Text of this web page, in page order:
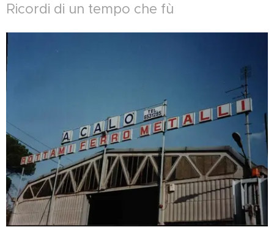
Ricordi di un tempo che fù